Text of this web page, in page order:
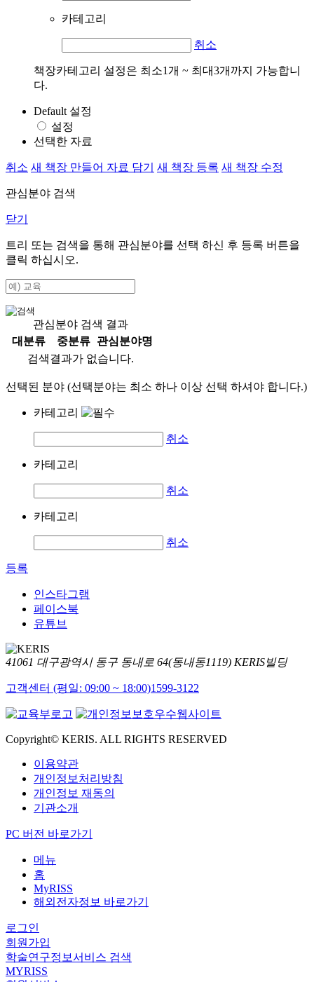
카테고리
취소
책장카테고리 설정은 최소1개 ~ 최대3개까지 가능합니
다.
Default 설정
설정
선택한 자료
취소 새 책장 만들어 자료 담기 새 책장 등록 새 책장 수정
관심분야 검색
닫기
트리 또는 검색을 통해 관심분야를 선택 하신 후 등록 버튼을
클릭 하십시오.
관심분야 검색 결과
대분류
중분류
관심분야명
검색결과가 없습니다.
선택된 분야 (선택분야는 최소 하나 이상 선택 하셔야 합니다.)
카테고리
취소
카테고리
취소
카테고리
취소
등록
인스타그램
페이스북
유튜브
41061 대구광역시 동구 동내로 64(동내동1119) KERIS빌딩
고객센터 (평일: 09:00 ~ 18:00)1599-3122
Copyright© KERIS. ALL RIGHTS RESERVED
이용약관
개인정보처리방침
개인정보 재동의
기관소개
PC 버전 바로가기
메뉴
홈
MyRISS
해외전자정보 바로가기
로그인
회원가입
학술연구정보서비스 검색
MYRISS